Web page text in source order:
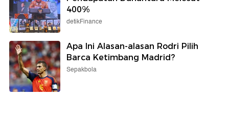
400%
detikFinance
Apa Ini Alasan-alasan Rodri Pilih
Barca Ketimbang Madrid?
Sepakbola